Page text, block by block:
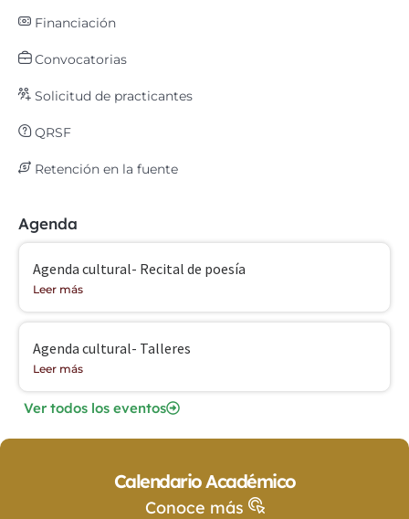
Financiación
Convocatorias
Solicitud de practicantes
QRSF
Retención en la fuente
Agenda
Agenda cultural- Recital de poesía
Leer más
Agenda cultural- Talleres
Leer más
Ver todos los eventos
Calendario Académico
Conoce más